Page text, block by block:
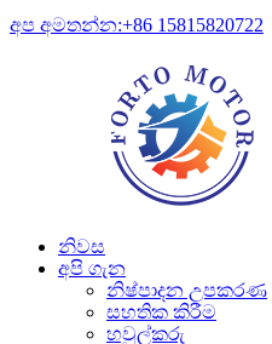
අප අමතන්න:+86 15815820722
නිවස
අපි ගැන
නිෂ්පාදන උපකරණ
සහතික කිරීම
හවුල්කරු